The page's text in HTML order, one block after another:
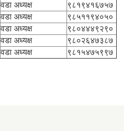
वडा अध्यक्ष
९८१९४१६७५७
वडा अध्यक्ष
९८५११९४०५०
वडा अध्यक्ष
९८०४४४९२९०
वडा अध्यक्ष
९८०२६४७३८७
वडा अध्यक्ष ९८१५४७५९९७